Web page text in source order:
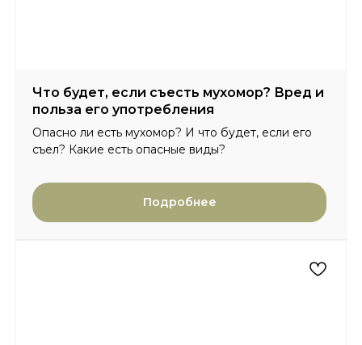
Что будет, если съесть мухомор? Вред и
польза его употребления
Опасно ли есть мухомор? И что будет, если его
съел? Какие есть опасные виды?
Подробнее